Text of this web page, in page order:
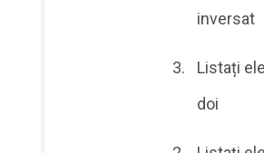
inversat
Listați
doi